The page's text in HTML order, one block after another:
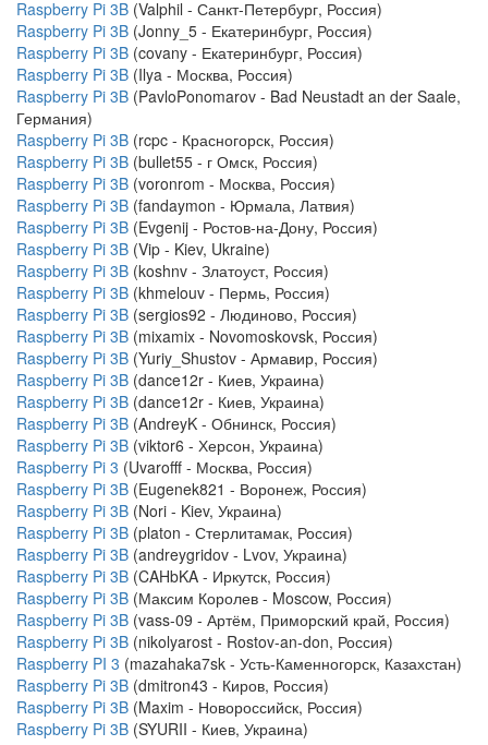
Raspberry Pi 3B (Valphil - Санкт-Петербург, Россия)
Raspberry Pi 3B (Jonny_5 - Екатеринбург, Россия)
Raspberry Pi 3B (covany - Екатеринбург, Россия)
Raspberry Pi 3B (Ilya - Москва, Россия)
Raspberry Pi 3B (PavloPonomarov - Bad Neustadt an der Saale,
Германия)
Raspberry Pi 3B (rcpc - Красногорск, Россия)
Raspberry Pi 3B (bullet55 - г Омск, Россия)
Raspberry Pi 3B (voronrom - Москва, Россия)
Raspberry Pi 3B (fandaymon - Юрмала, Латвия)
Raspberry Pi 3B (Evgenij - Ростов-на-Дону, Россия)
Raspberry Pi 3B (Vip - Kiev, Ukraine)
Raspberry Pi 3B (koshnv - Златоуст, Россия)
Raspberry Pi 3B (khmelouv - Пермь, Россия)
Raspberry Pi 3B (sergios92 - Людиново, Россия)
Raspberry Pi 3B (mixamix - Novomoskovsk, Россия)
Raspberry Pi 3B (Yuriy_Shustov - Армавир, Россия)
Raspberry Pi 3B (dance12r - Киев, Украина)
Raspberry Pi 3B (dance12r - Киев, Украина)
Raspberry Pi 3B (AndreyK - Обнинск, Россия)
Raspberry Pi 3B (viktor6 - Херсон, Украина)
Raspberry Pi 3 (Uvarofff - Москва, Россия)
Raspberry Pi 3B (Eugenek821 - Воронеж, Россия)
Raspberry Pi 3B (Nori - Kiev, Украина)
Raspberry Pi 3B (platon - Стерлитамак, Россия)
Raspberry Pi 3B (andreygridov - Lvov, Украина)
Raspberry Pi 3B (CAHbKA - Иркутск, Россия)
Raspberry Pi 3B (Максим Королев - Moscow, Россия)
Raspberry Pi 3B (vass-09 - Артём, Приморский край, Россия)
Raspberry Pi 3B (nikolyarost - Rostov-an-don, Россия)
Raspberry PI 3 (mazahaka7sk - Усть-Каменногорск, Казахстан)
Raspberry Pi 3B (dmitron43 - Киров, Россия)
Raspberry Pi 3B (Maxim - Новороссийск, Россия)
Raspberry Pi 3B (SYURII - Киев, Украина)